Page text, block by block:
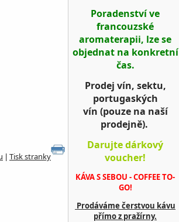
Tisk stranky
Poradenství ve
francouzské
aromaterapii, lze se
objednat na konkretní
čas.
Prodej vín, sektu,
portugaských
vín (pouze na naší
prodejně).
Darujte dárkový
voucher!
KÁVA S SEBOU - COFFEE TO-
GO!
Prodáváme čerstvou kávu
přímo z pražírny.